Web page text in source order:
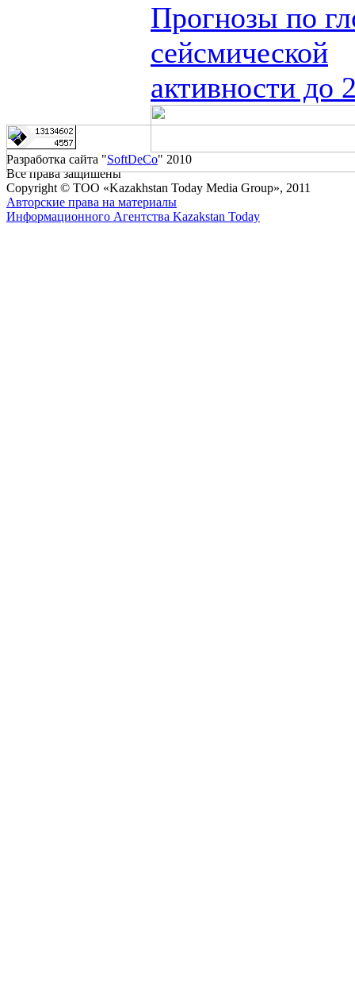
Прогнозы по
сейсмической
активности до
Разработка сайта "SoftDeCo" 2010
Все права защишены
Copyright © ТОО «Kazakhstan Today Media Group», 2011
Авторские права на материалы
Информационного Агентства Kazakstan Today